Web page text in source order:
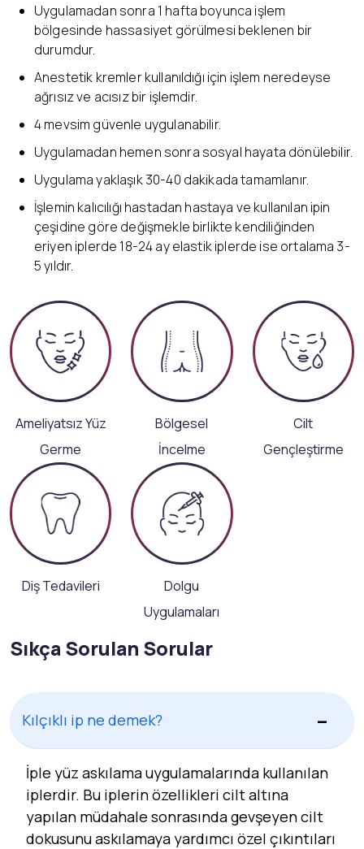
Uygulamadan sonra 1 hafta boyunca işlem
bölgesinde hassasiyet görülmesi beklenen bir
durumdur.
Anestetik kremler kullanıldığı için işlem neredeyse
ağrısız ve acısız bir işlemdir.
4 mevsim güvenle uygulanabilir.
Uygulamadan hemen sonra sosyal hayata dönülebilir.
Uygulama yaklaşık 30-40 dakikada tamamlanır.
İşlemin kalıcılığı hastadan hastaya ve kullanılan ipin
çeşidine göre değişmekle birlikte kendiliğinden
eriyen iplerde 18-24 ay elastik iplerde ise ortalama 3-
5 yıldır.
Ameliyatsız Yüz
Germe
Bölgesel
İncelme
Cilt
Gençleştirme
Diş Tedavileri
Dolgu
Uygulamaları
Sıkça Sorulan Sorular
Kılçıklı ip ne demek?
İple yüz askılama uygulamalarında kullanılan
iplerdir. Bu iplerin özellikleri cilt altına
yapılan müdahale sonrasında gevşeyen cilt
dokusunu askılamaya yardımcı özel çıkıntıları